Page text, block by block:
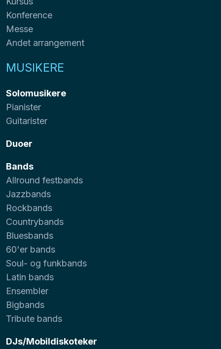
Konference
Messe
Andet arrangement
MUSIKERE
Solomusikere
Pianister
Guitarister
Duoer
Bands
Allround festbands
Jazzbands
Rockbands
Countrybands
Bluesbands
60'er bands
Soul- og funkbands
Latin bands
Ensembler
Bigbands
Tribute bands
DJs/Mobildiskoteker